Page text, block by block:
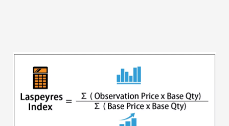
Samouczki dotyczące zarządzania ryzykiem